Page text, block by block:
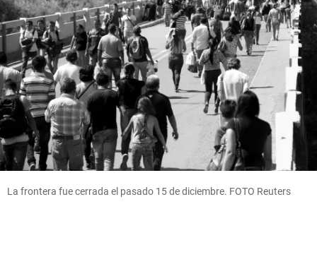
La frontera fue cerrada el pasado 15 de diciembre. FOTO Reuters